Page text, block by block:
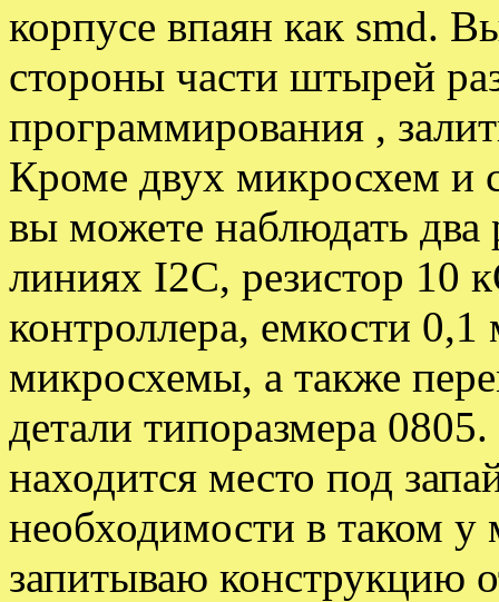
корпусе впаян как smd.
стороны части штырей
программирования ,
Кроме двух микросхем и
вы можете наблюдать
линиях I2C, резистор 10
контроллера, емкости
микросхемы, а также
детали типоразмера
находится место под
необходимости в таком у
запитываю конструкцию